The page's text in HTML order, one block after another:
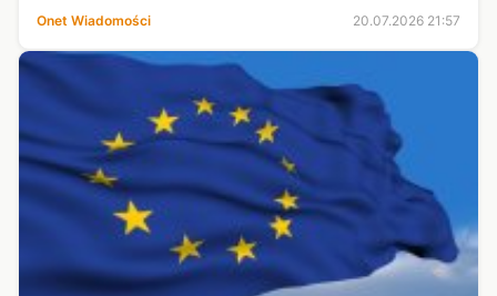
Onet Wiadomości 20.07.2026 21:57